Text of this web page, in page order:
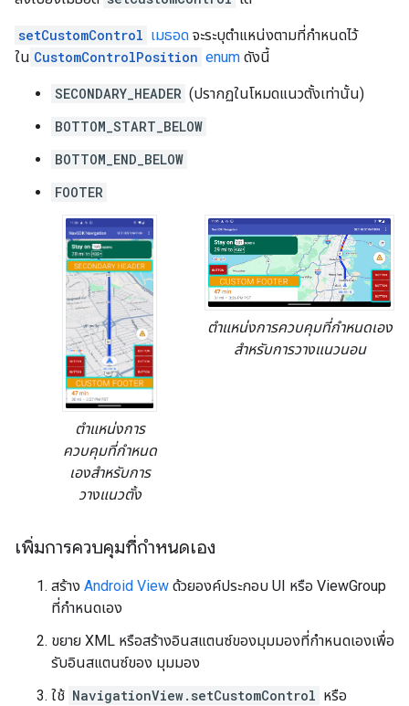
setCustomControl เมธอด จะระบุตำแหน่งตามที่กำหนดไว้
ใน CustomControlPosition enum ดังนี้
SECONDARY_HEADER (ปรากฏในโหมดแนวตั้งเท่านั้น)
BOTTOM_START_BELOW
BOTTOM_END_BELOW
FOOTER
ตำแหน่งการ
ควบคุมที่กำหนด
เองสำหรับการ
วางแนวตั้ง
ตำแหน่งการควบคุมที่กำหนดเอง
สำหรับการวางแนวนอน
เพิ่มการควบคุมที่กำหนดเอง
สร้าง Android View ด้วยองค์ประกอบ UI หรือ ViewGroup
ที่กำหนดเอง
ขยาย XML หรือสร้างอินสแตนซ์ของมุมมองที่กำหนดเองเพื่อ
รับอินสแตนซ์ของ มุมมอง
ใช้ NavigationView.setCustomControl หรือ